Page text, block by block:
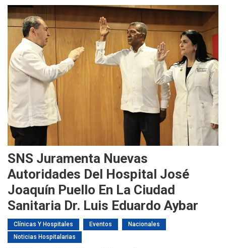
SNS Juramenta Nuevas
Autoridades Del Hospital José
Joaquín Puello En La Ciudad
Sanitaria Dr. Luis Eduardo Aybar
Clínicas Y Hospitales Eventos
Nacionales
Noticias Hospitalarias